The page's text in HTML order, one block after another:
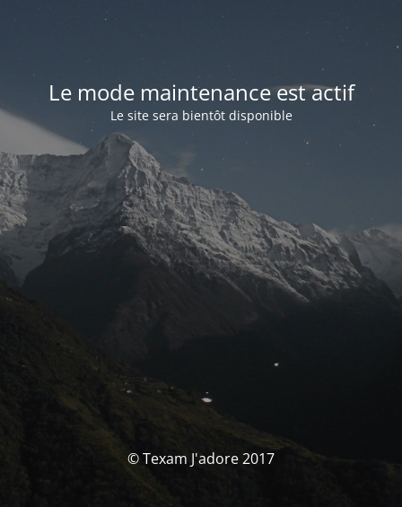
Le mode maintenance est actif
Le site sera bientôt disponible
© Texam J'adore 2017